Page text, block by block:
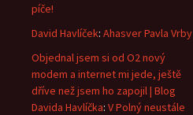
píče!
David Havlíček: Ahasver Pavla Vrby
Objednal jsem si od O2 nový
modem a internet mi jede, ještě
dříve než jsem ho zapojil | Blog
Davida Havlíčka: V Polný neustále